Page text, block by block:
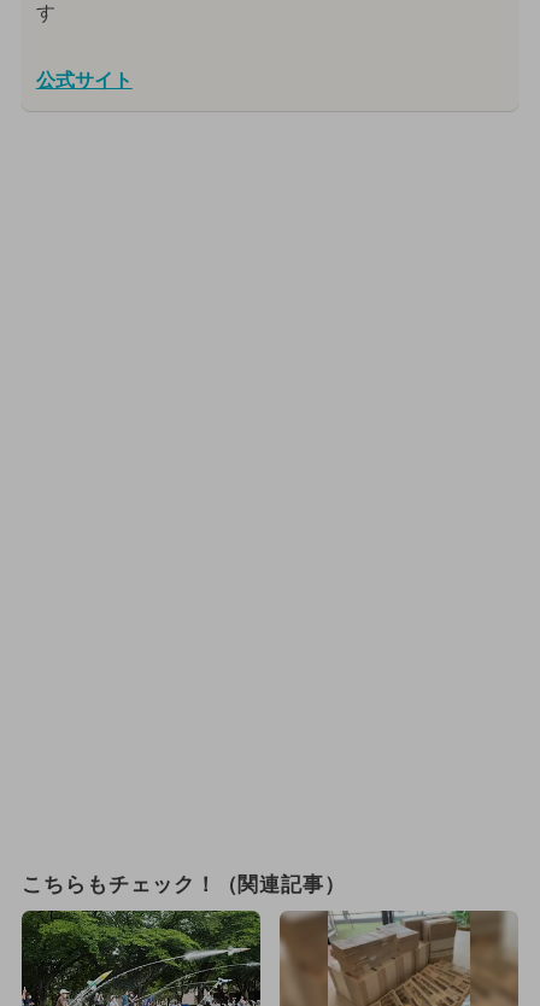
す
公式サイト
こちらもチェック！（関連記事）